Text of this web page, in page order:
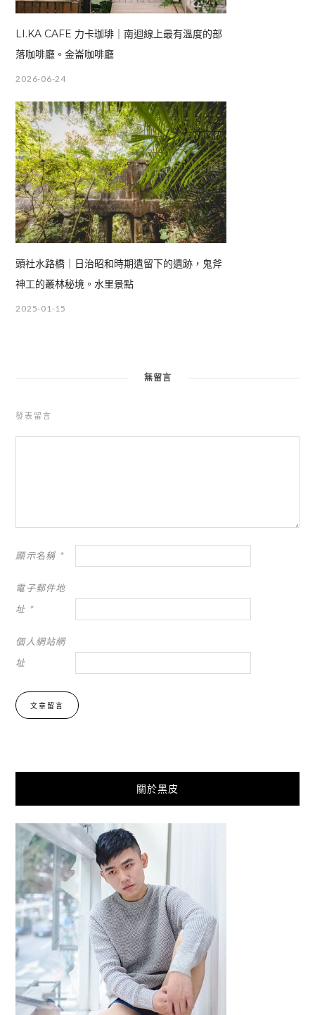
LI.KA CAFE 力卡珈琲｜南迴線上最有溫度的部
落咖啡廳。金崙咖啡廳
2026-06-24
頭社水路橋｜日治昭和時期遺留下的遺跡，鬼斧
神工的叢林秘境。水里景點
2025-01-15
無留言
發表留言
顯示名稱 *
電子郵件地
址 *
個人網站網
址
關於黑皮